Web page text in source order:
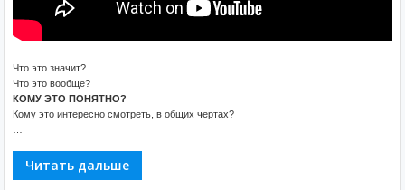
Что это значит?
Что это вообще?
КОМУ ЭТО ПОНЯТНО?
Кому это интересно смотреть, в общих чертах?
…
Читать дальше